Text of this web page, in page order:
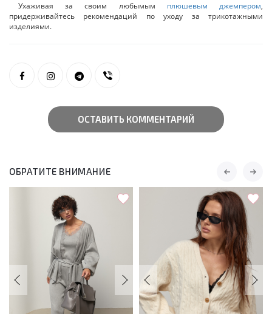
Ухаживая за своим любымым плюшевым джемпером,
придерживайтесь рекомендаций по уходу за трикотажными
изделиями.
ОСТАВИТЬ КОММЕНТАРИЙ
ОБРАТИТЕ ВНИМАНИЕ